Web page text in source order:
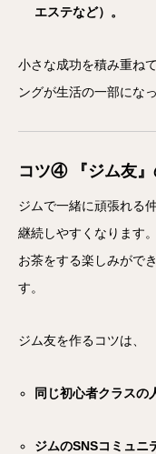
エステなど）。
小さな成功を積み重ね
ングが生活の一部にな
コツ④ 『ジム友』
ジムで一緒に頑張れる
継続しやすくなります
お茶をする楽しみがで
す。
ジム友を作るコツは、
同じ初心者クラスの
ジムのSNSコミュニ